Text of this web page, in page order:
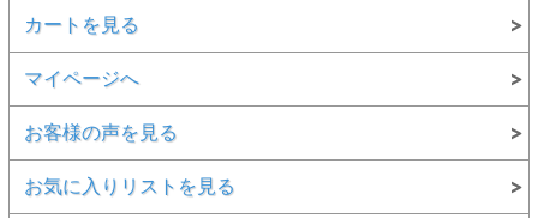
カートを見る
マイページへ
お客様の声を見る
お気に入りリストを見る